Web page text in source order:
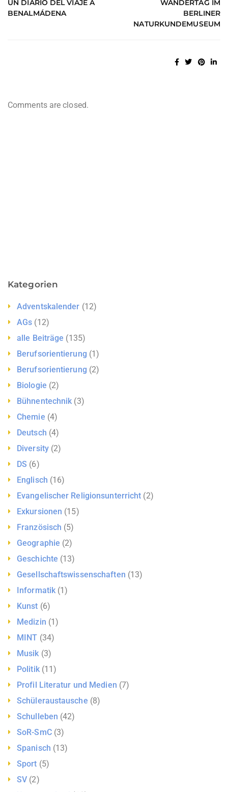
UN DIARIO DEL VIAJE A
BENALMÁDENA
WANDERTAG IM
BERLINER
NATURKUNDEMUSEUM
Comments are closed.
Kategorien
Adventskalender (12)
AGs (12)
alle Beiträge (135)
Berufsorientierung (1)
Berufsorientierung (2)
Biologie (2)
Bühnentechnik (3)
Chemie (4)
Deutsch (4)
Diversity(2)
DS (6)
Englisch (16)
Evangelischer Religionsunterricht (2)
Exkursionen (15)
Französisch (5)
Geographie (2)
Geschichte (13)
Gesellschaftswissenschaften (13)
Informatik (1)
Kunst (6)
Medizin (1)
MINT (34)
Musik (3)
Politik(11)
Profil Literatur und Medien (7)
Schüleraustausche (8)
Schulleben (42)
SoR-SmC(3)
Spanisch (13)
Sport (5)
SV (2)